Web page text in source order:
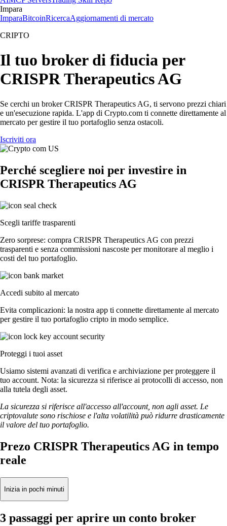
Impara
ImparaBitcoinRicercaAggiornamenti di mercato
CRIPTO
Il tuo broker di fiducia per
CRISPR Therapeutics AG
Se cerchi un broker CRISPR Therapeutics AG, ti servono prezzi chiari
e un'esecuzione rapida. L'app di Crypto.com ti connette direttamente al
mercato per gestire il tuo portafoglio senza ostacoli.
Iscriviti ora
Perché scegliere noi per investire in
CRISPR Therapeutics AG
Scegli tariffe trasparenti
Zero sorprese: compra CRISPR Therapeutics AG con prezzi
trasparenti e senza commissioni nascoste per monitorare al meglio i
costi del tuo portafoglio.
Accedi subito al mercato
Evita complicazioni: la nostra app ti connette direttamente al mercato
per gestire il tuo portafoglio cripto in modo semplice.
Proteggi i tuoi asset
Usiamo sistemi avanzati di verifica e archiviazione per proteggere il
tuo account. Nota: la sicurezza si riferisce ai protocolli di accesso, non
alla tutela degli asset.
La sicurezza si riferisce all'accesso all'account, non agli asset. Le
criptovalute sono rischiose e l'alta volatilità può ridurre drasticamente
il valore del tuo portafoglio.
Prezo CRISPR Therapeutics AG in tempo
reale
Inizia in pochi minuti
3 passaggi per aprire un conto broker